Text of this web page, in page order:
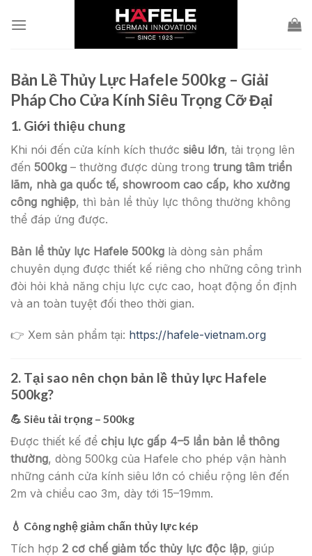
Bản Lề Thủy Lực Hafele 500kg – Giải
Pháp Cho Cửa Kính Siêu Trọng Cỡ Đại
1. Giới thiệu chung
Khi nói đến cửa kính kích thước siêu lớn, tải trọng lên
đến 500kg – thường được dùng trong trung tâm triển
lãm, nhà ga quốc tế, showroom cao cấp, kho xưởng
công nghiệp, thì bản lề thủy lực thông thường không
thể đáp ứng được.
Bản lề thủy lực Hafele 500kg là dòng sản phẩm
chuyên dụng được thiết kế riêng cho những công trình
đòi hỏi khả năng chịu lực cực cao, hoạt động ổn định
và an toàn tuyệt đối theo thời gian.
👉 Xem sản phẩm tại: https://hafele-vietnam.org
2. Tại sao nên chọn bản lề thủy lực Hafele
500kg?
💪 Siêu tải trọng – 500kg
Được thiết kế để chịu lực gấp 4–5 lần bản lề thông
thường, dòng 500kg của Hafele cho phép vận hành
những cánh cửa kính siêu lớn có chiều rộng lên đến
2m và chiều cao 3m, dày tới 15–19mm.
💧 Công nghệ giảm chấn thủy lực kép
Tích hợp 2 cơ chế giảm tốc thủy lực độc lập, giúp